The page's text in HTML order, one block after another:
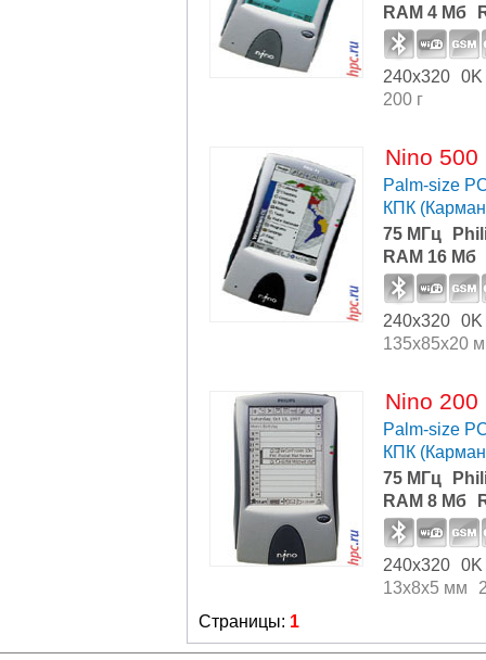
RAM 4 Мб
240x320 0K
200 г
Nino 500
Palm-size
КПК
75 МГц
RAM 16 Мб
240x320 0K
135x85x20
Nino 200
Palm-size
КПК
75 МГц
RAM 8 Мб
240x320 0K
13x8x5 мм
Страницы: 1